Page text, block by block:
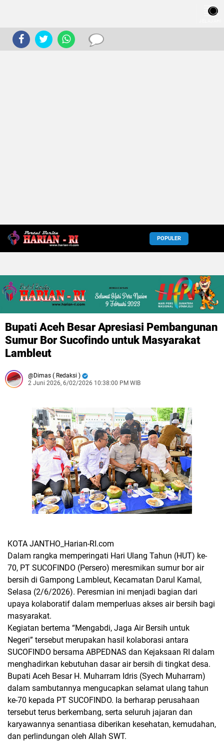
POPULER
Bupati Aceh Besar Apresiasi Pembangunan
Sumur Bor Sucofindo untuk Masyarakat
Lambleut
Dimas ( Redaksi )
2 Juni 2026, 6/02/2026 10:38:00 PM WIB
KOTA JANTHO_Harian-RI.com
Dalam rangka memperingati Hari Ulang Tahun (HUT) ke-
70, PT SUCOFINDO (Persero) meresmikan sumur bor air
bersih di Gampong Lambleut, Kecamatan Darul Kamal,
Selasa (2/6/2026). Peresmian ini menjadi bagian dari
upaya kolaboratif dalam memperluas akses air bersih bagi
masyarakat.
Kegiatan bertema “Mengabdi, Jaga Air Bersih untuk
Negeri” tersebut merupakan hasil kolaborasi antara
SUCOFINDO bersama ABPEDNAS dan Kejaksaan RI dalam
menghadirkan kebutuhan dasar air bersih di tingkat desa.
Bupati Aceh Besar H. Muharram Idris (Syech Muharram)
dalam sambutannya mengucapkan selamat ulang tahun
ke-70 kepada PT SUCOFINDO. Ia berharap perusahaan
tersebut terus berkembang, serta seluruh jajaran dan
karyawannya senantiasa diberikan kesehatan, kemudahan,
dan perlindungan oleh Allah SWT.